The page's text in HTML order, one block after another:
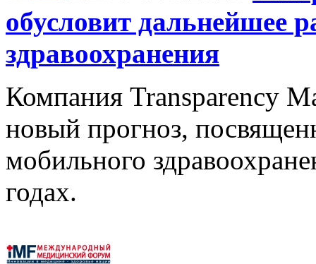
обусловит дальнейшее
здравоохранения
Компания Transparency
новый прогноз,
мобильного
годах.